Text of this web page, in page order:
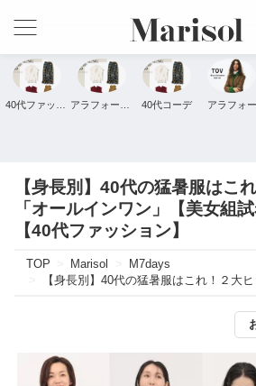
40代コーデ アラフォー
【身長別】40代の猛暑服はこ
「オールインワン」【美女組
【40代ファッション】
TOP Marisol
M7days
【身長別】40代の猛暑服はこれ！２大ヒット「オールインワン」【美女組